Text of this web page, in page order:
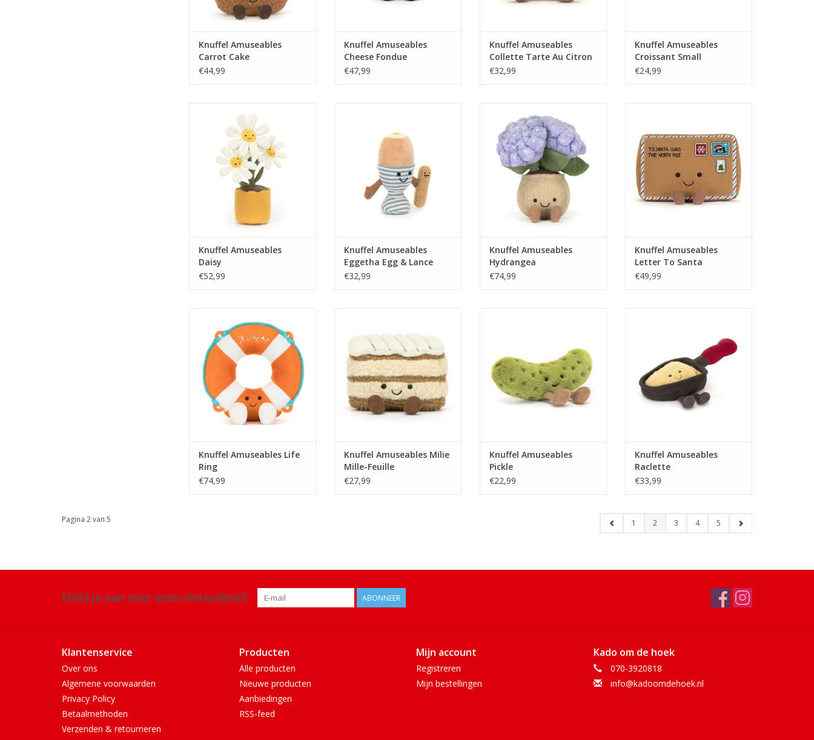
Knuffel Amuseables
Carrot Cake
€44,99
Knuffel Amuseables
Cheese Fondue
€47,99
Knuffel Amuseables
Collette Tarte Au Citron
€32,99
Knuffel Amuseables
Croissant Small
€24,99
TOEVOEGEN AAN WINKELWAGEN
Knuffel Amuseables
Daisy
€52,99
TOEVOEGEN AAN WINKELWAGEN
Knuffel Amuseables
Eggetha Egg & Lance
Soldier
€32,99
TOEVOEGEN AAN WINKELWAGEN
Knuffel Amuseables
Hydrangea
€74,99
TOEVOEGEN AAN WINKELWAGEN
Knuffel Amuseables
Letter To Santa
€49,99
TOEVOEGEN AAN WINKELWAGEN
Knuffel Amuseables Life
Ring
€74,99
TOEVOEGEN AAN WINKELWAGEN
Knuffel Amuseables Milie
Mille-Feuille
€27,99
Knuffel Amuseables
Pickle
€22,99
Knuffel Amuseables
Raclette
€33,99
Pagina 2 van 5 1 2 3 4 5
Meld je aan voor onze nieuwsbrief: ABONNEER
Klantenservice
Over ons
Algemene voorwaarden
Privacy Policy
Betaalmethoden
Verzenden & retourneren
Producten
Alle producten
Nieuwe producten
Aanbiedingen
RSS-feed
Mijn account
Registreren
Mijn bestellingen
Kado om de hoek
070-3920818
info@kadoomdehoek.nl